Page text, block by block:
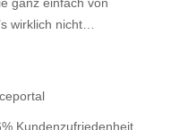
wirklich nicht…
Kundenzufriedenheit